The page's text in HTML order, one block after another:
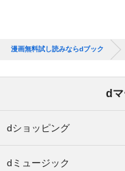
漫画無料試し読みならdブック
d
dショッピング
dミュージック